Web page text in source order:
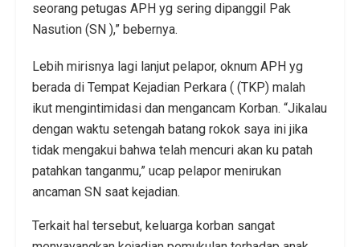
seorang petugas APH yg sering dipanggil Pak
Nasution (SN ),” bebernya.
Lebih mirisnya lagi lanjut pelapor, oknum APH yg
berada di Tempat Kejadian Perkara ( (TKP) malah
ikut mengintimidasi dan mengancam Korban. “Jikalau
dengan waktu setengah batang rokok saya ini jika
tidak mengakui bahwa telah mencuri akan ku patah
patahkan tanganmu,” ucap pelapor menirukan
ancaman SN saat kejadian.
Terkait hal tersebut, keluarga korban sangat